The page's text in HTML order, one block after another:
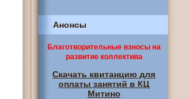
Анонсы
Благотворительные взносы на
развитие коллектива
Скачать квитанцию для
оплаты занятий в КЦ
Митино